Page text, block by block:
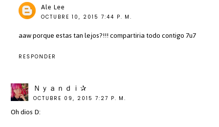
Ale Lee
OCTUBRE 10, 2015 7:44 P. M.
aaw porque estas tan lejos?!!! compartiria todo contigo 7u7
RESPONDER
Ｎｙａｎｄｉ✰
OCTUBRE 09, 2015 7:27 P. M.
Oh dios D: